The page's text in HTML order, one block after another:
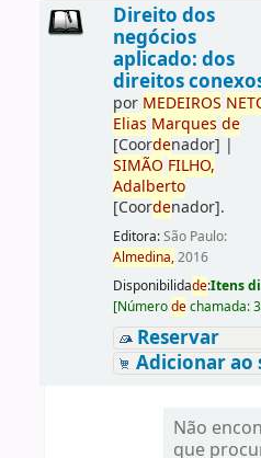
Direito dos
negócios
aplicado: dos
direitos
por MEDEIROS
Elias Marques de
[Coordenador] |
SIMÃO FILHO,
Adalberto
[Coordenador].
Editora:São Paulo:
Almedina,2016
Disponibilidade:Itens
[Númerodechamada:
Reservar
Adicionar ao
Não
que